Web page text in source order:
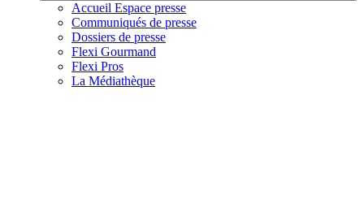
Accueil Espace presse
Communiqués de presse
Dossiers de presse
Flexi Gourmand
Flexi Pros
La Médiathèque